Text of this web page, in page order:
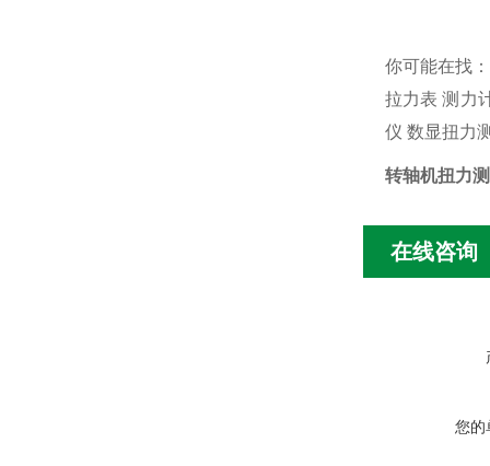
你可能在找：
拉力表 测力
仪 数显扭力
转轴机扭力
在线咨询
您的